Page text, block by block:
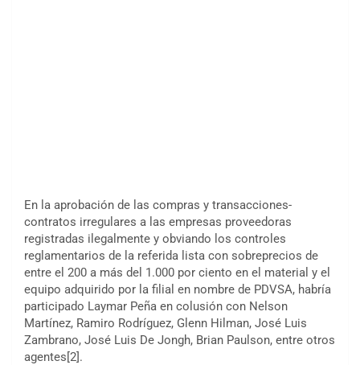
En la aprobación de las compras y transacciones-
contratos irregulares a las empresas proveedoras
registradas ilegalmente y obviando los controles
reglamentarios de la referida lista con sobreprecios de
entre el 200 a más del 1.000 por ciento en el material y el
equipo adquirido por la filial en nombre de PDVSA, habría
participado Laymar Peña en colusión con Nelson
Martínez, Ramiro Rodríguez, Glenn Hilman, José Luis
Zambrano, José Luis De Jongh, Brian Paulson, entre otros
agentes[2].